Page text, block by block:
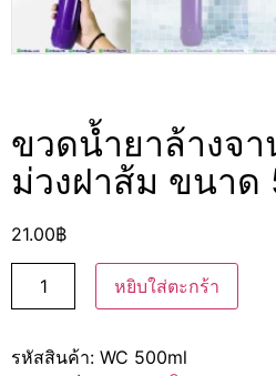
ขวดน้ำยาล้างจา
ม่วงฝาส้ม ขนาด
21.00฿
หยิบใส่ตะกร้า
รหัสสินค้า: WC 500ml